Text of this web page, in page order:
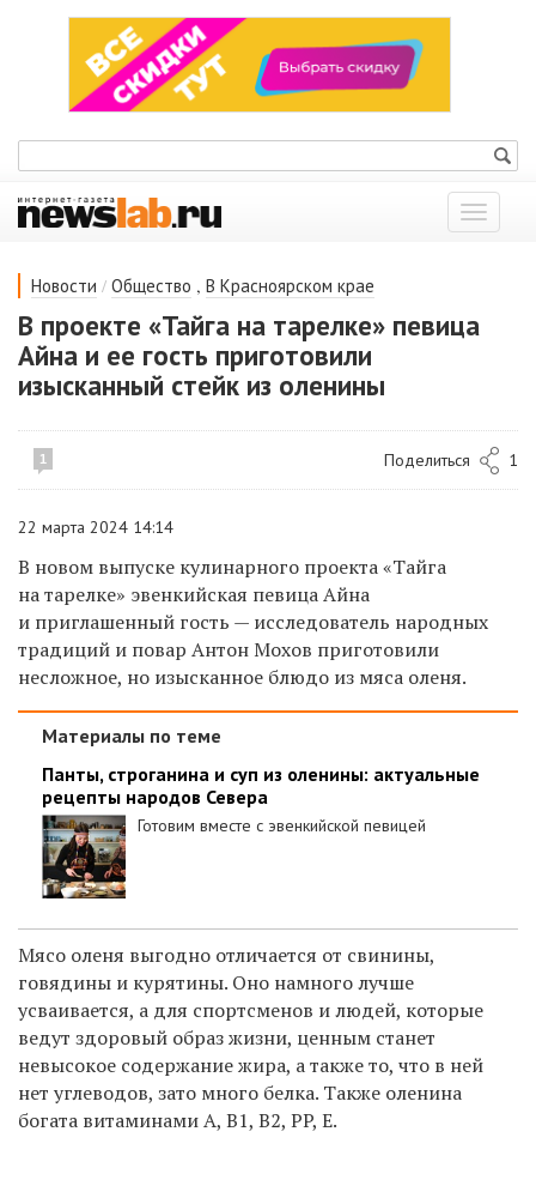
Показать
меню
Новости / Общество , В Красноярском крае
В проекте «Тайга на тарелке» певица
Айна и ее гость приготовили
изысканный стейк из оленины
1 Поделиться 1
22 марта 2024 14:14
В новом выпуске кулинарного проекта «Тайга
на тарелке» эвенкийская певица Айна
и приглашенный гость — исследователь народных
традиций и повар Антон Мохов приготовили
несложное, но изысканное блюдо из мяса оленя.
Материалы по теме
Панты, строганина и суп из оленины: актуальные
рецепты народов Севера
Готовим вместе с эвенкийской певицей
Мясо оленя выгодно отличается от свинины,
говядины и курятины. Оно намного лучше
усваивается, а для спортсменов и людей, которые
ведут здоровый образ жизни, ценным станет
невысокое содержание жира, а также то, что в ней
нет углеводов, зато много белка. Также оленина
богата витаминами А, В1, B2, PP, E.